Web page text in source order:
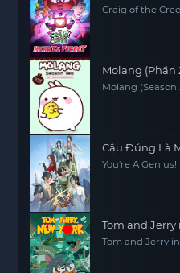
Craig of the
Molang (Phần
Molang (Season
Cậu Đúng Là
You're A Genius!
Tom and Jerry
Tom and Jerry